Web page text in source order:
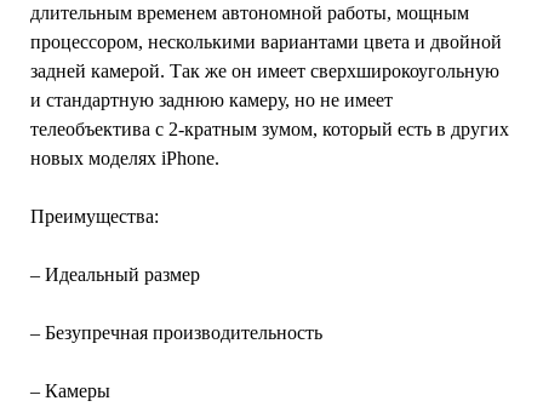
длительным временем автономной работы, мощным
процессором, несколькими вариантами цвета и двойной
задней камерой. Так же он имеет сверхширокоугольную
и стандартную заднюю камеру, но не имеет
телеобъектива с 2-кратным зумом, который есть в других
новых моделях iPhone.
Преимущества:
– Идеальный размер
– Безупречная производительность
– Камеры